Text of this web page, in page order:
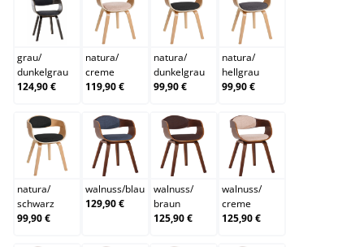
grau/dunkelgrau
grau/
dunkelgrau
124,90 €
natura/creme
natura/
creme
119,90 €
natura/dunkelgrau
natura/
dunkelgrau
99,90 €
natura/hellgrau
natura/
hellgrau
99,90 €
natura/schwarz
natura/
schwarz
99,90 €
walnuss/blau
walnuss/blau
129,90 €
walnuss/braun
walnuss/
braun
125,90 €
walnuss/creme
walnuss/
creme
125,90 €